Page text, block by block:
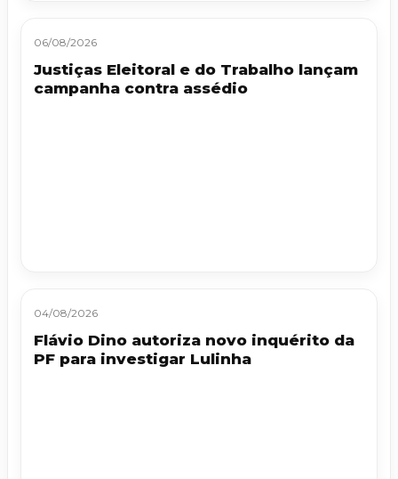
06/08/2026
Justiças Eleitoral e do Trabalho lançam
campanha contra assédio
04/08/2026
Flávio Dino autoriza novo inquérito da
PF para investigar Lulinha